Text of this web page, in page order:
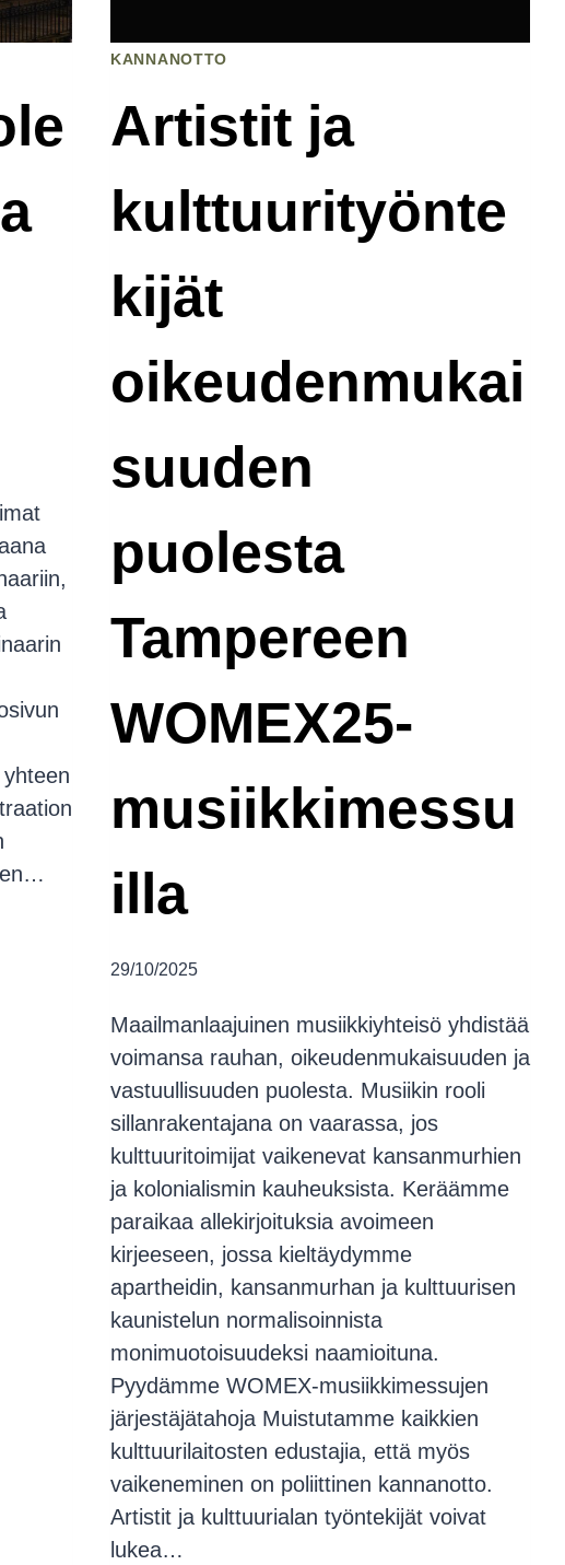
Parrotting
Israeli
Propaganda
Consent
For
KANNANOTTO
Artistit ja
kulttuurityönte
kijät
oikeudenmukai
suuden
puolesta
Tampereen
WOMEX25-
musiikkimessu
illa
29/10/2025
Maailmanlaajuinen musiikkiyhteisö yhdistää
voimansa rauhan, oikeudenmukaisuuden ja
vastuullisuuden puolesta. Musiikin rooli
sillanrakentajana on vaarassa, jos
kulttuuritoimijat vaikenevat kansanmurhien
ja kolonialismin kauheuksista. Keräämme
paraikaa allekirjoituksia avoimeen
kirjeeseen, jossa kieltäydymme
apartheidin, kansanmurhan ja kulttuurisen
kaunistelun normalisoinnista
monimuotoisuudeksi naamioituna.
Pyydämme WOMEX-musiikkimessujen
järjestäjätahoja Muistutamme kaikkien
kulttuurilaitosten edustajia, että myös
vaikeneminen on poliittinen kannanotto.
Artistit ja kulttuurialan työntekijät voivat
lukea…